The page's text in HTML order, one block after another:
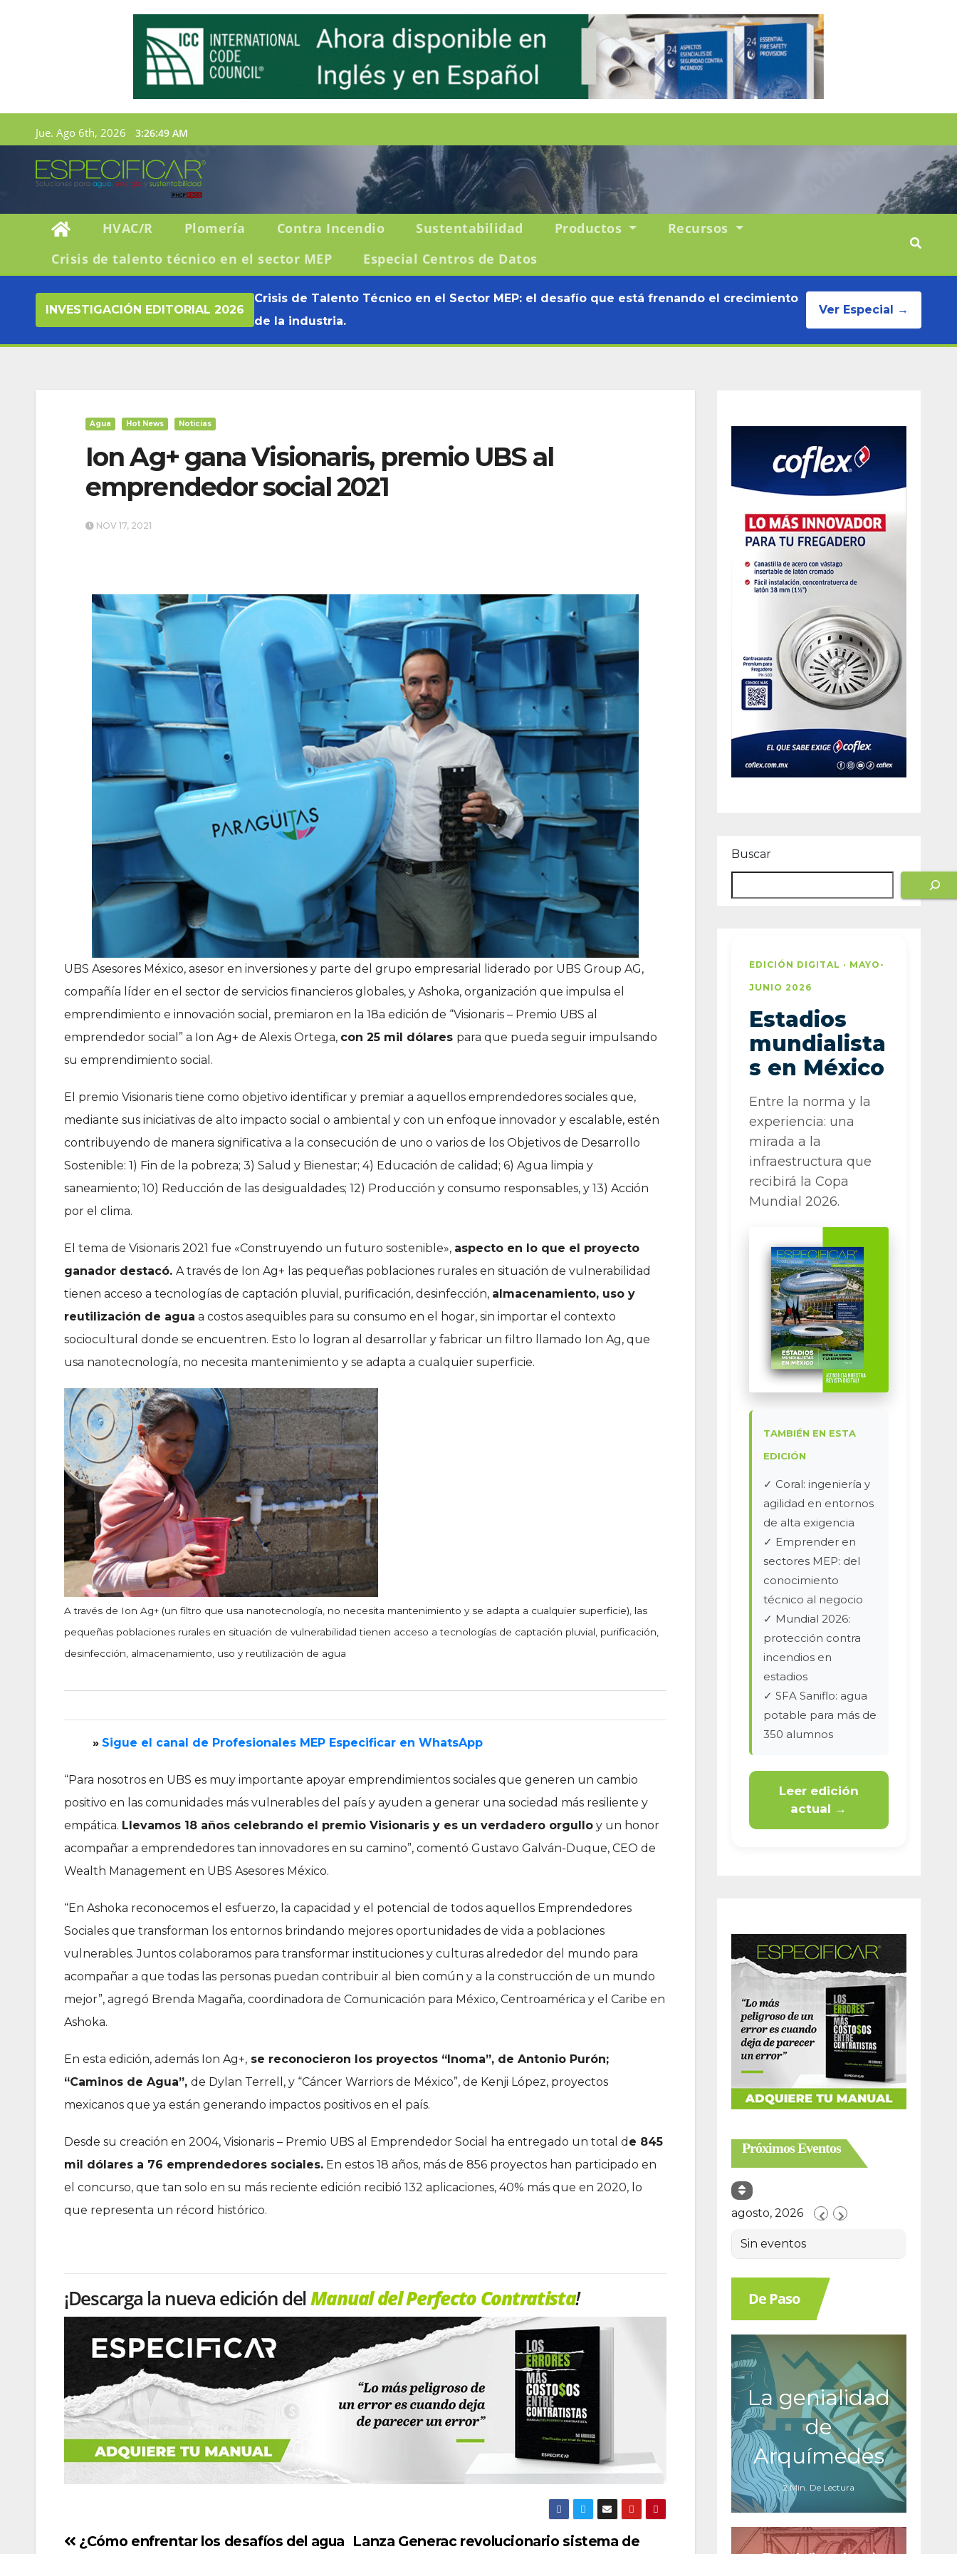
Jue. Ago 6th, 2026 3:26:50 AM
HVAC/R Plomería Contra Incendio Sustentabilidad Productos
Recursos
Crisis de talento técnico en el sector MEP
Especial Centros de Datos
INVESTIGACIÓN EDITORIAL 2026
Crisis de Talento Técnico en el Sector MEP: el desafío que está frenando el crecimiento
de la industria.
Ver Especial →
Agua Hot News Noticias
Ion Ag+ gana Visionaris, premio UBS al
emprendedor social 2021
NOV 17, 2021
UBS Asesores México, asesor en inversiones y parte del grupo empresarial liderado por UBS Group AG,
compañía líder en el sector de servicios financieros globales, y Ashoka, organización que impulsa el
emprendimiento e innovación social, premiaron en la 18a edición de “Visionaris – Premio UBS al
emprendedor social” a Ion Ag+ de Alexis Ortega, con 25 mil dólares para que pueda seguir impulsando
su emprendimiento social.
El premio Visionaris tiene como objetivo identificar y premiar a aquellos emprendedores sociales que,
mediante sus iniciativas de alto impacto social o ambiental y con un enfoque innovador y escalable, estén
contribuyendo de manera significativa a la consecución de uno o varios de los Objetivos de Desarrollo
Sostenible: 1) Fin de la pobreza; 3) Salud y Bienestar; 4) Educación de calidad; 6) Agua limpia y
saneamiento; 10) Reducción de las desigualdades; 12) Producción y consumo responsables, y 13) Acción
por el clima.
El tema de Visionaris 2021 fue «Construyendo un futuro sostenible», aspecto en lo que el proyecto
ganador destacó. A través de Ion Ag+ las pequeñas poblaciones rurales en situación de vulnerabilidad
tienen acceso a tecnologías de captación pluvial, purificación, desinfección, almacenamiento, uso y
reutilización de agua a costos asequibles para su consumo en el hogar, sin importar el contexto
sociocultural donde se encuentren. Esto lo logran al desarrollar y fabricar un filtro llamado Ion Ag, que
usa nanotecnología, no necesita mantenimiento y se adapta a cualquier superficie.
A través de Ion Ag+ (un filtro que usa nanotecnología, no necesita mantenimiento y se adapta a cualquier superficie), las
pequeñas poblaciones rurales en situación de vulnerabilidad tienen acceso a tecnologías de captación pluvial, purificación,
desinfección, almacenamiento, uso y reutilización de agua
» ‎Sigue el canal de Profesionales MEP Especificar en WhatsApp
“Para nosotros en UBS es muy importante apoyar emprendimientos sociales que generen un cambio
positivo en las comunidades más vulnerables del país y ayuden a generar una sociedad más resiliente y
empática. Llevamos 18 años celebrando el premio Visionaris y es un verdadero orgullo y un honor
acompañar a emprendedores tan innovadores en su camino”, comentó Gustavo Galván-Duque, CEO de
Wealth Management en UBS Asesores México.​
“En Ashoka reconocemos el esfuerzo, la capacidad y el potencial de todos aquellos Emprendedores
Sociales que transforman los entornos brindando mejores oportunidades de vida a poblaciones
vulnerables. Juntos colaboramos para transformar instituciones y culturas alrededor del mundo para
acompañar a que todas las personas puedan contribuir al bien común y a la construcción de un mundo
mejor”, agregó Brenda Magaña, coordinadora de Comunicación para México, Centroamérica y el Caribe en
Ashoka.
En esta edición, además Ion Ag+, se reconocieron los proyectos “Inoma”, de Antonio Purón;
“Caminos de Agua”, de Dylan Terrell, y “Cáncer Warriors de México”, de Kenji López, proyectos
mexicanos que ya están generando impactos positivos en el país.
Desde su creación en 2004, Visionaris – Premio UBS al Emprendedor Social ha entregado un total d e 845
mil dólares a 76 emprendedores sociales. En estos 18 años, más de 856 proyectos han participado en
el concurso, que tan solo en su más reciente edición recibió 132 aplicaciones, 40% más que en 2020, lo
que representa un récord histórico.
¡Descarga la nueva edición delManual del Perfecto Contratista!
Lanza Generac revolucionario sistema de
¿Cómo enfrentar los desafíos del agua
Buscar
EDICIÓN DIGITAL · MAYO-
JUNIO 2026
Estadios
mundialista
s en México
Entre la norma y la
experiencia: una
mirada a la
infraestructura que
recibirá la Copa
Mundial 2026.
TAMBIÉN EN ESTA
EDICIÓN
✓ Coral: ingeniería y
agilidad en entornos
de alta exigencia
✓ Emprender en
sectores MEP: del
conocimiento
técnico al negocio
✓ Mundial 2026:
protección contra
incendios en
estadios
✓ SFA Saniflo: agua
potable para más de
350 alumnos
Leer edición
actual →
Próximos Eventos
agosto, 2026
Sin eventos
De Paso
La genialidad
de
Arquímedes
2 Min. De Lectura